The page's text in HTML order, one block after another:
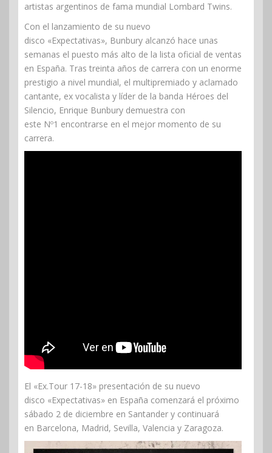
artistas argentinos de fama mundial Lombard Twins.
Con el lanzamiento de su nuevo
disco «Expectativas», Bunbury alcanzó hace unas
semanas el puesto más alto de la lista oficial de ventas
en España. Tras treinta años de carrera con un enorme
prestigio a nivel mundial, el multipremiado y aclamado
cantante, ex vocalista y líder de la banda Héroes del
Silencio, Enrique Bunbury demuestra con
este Nº1 encontrarse en el mejor momento de su
carrera.
El «Ex.Tour 17-18» presentación de su nuevo
disco «Expectativas» en España comenzará el próximo
sábado 2 de diciembre en Santander y continuará
en Barcelona, Madrid, Sevilla, Valencia y Zaragoza.